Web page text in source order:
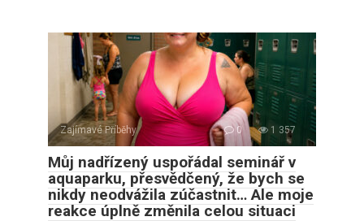
Zajímavé Příběhy 0 1 357
Můj nadřízený uspořádal seminář v
aquaparku, přesvědčený, že bych se
nikdy neodvážila zúčastnit… Ale moje
reakce úplně změnila celou situaci